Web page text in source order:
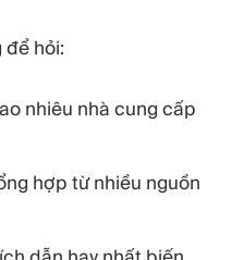
để hỏi:
nhiêu nhà cung cấp
hợp từ nhiều nguồn